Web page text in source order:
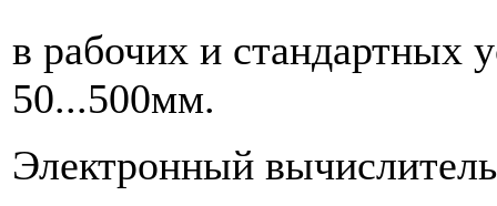
в рабочих и стандартных
50...500мм.
Электронный